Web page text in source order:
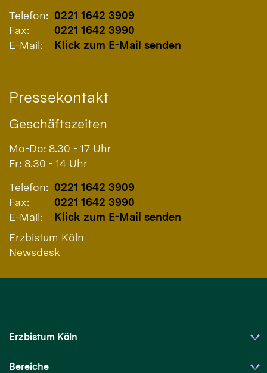
Telefon: 0221 1642 3909
Fax:
0221 1642 3990
E-Mail:
Klick zum E-Mail senden
Pressekontakt
Geschäftszeiten
Mo-Do: 8.30 - 17 Uhr
Fr: 8.30 - 14 Uhr
Telefon: 0221 1642 3909
Fax:
0221 1642 3990
E-Mail:
Klick zum E-Mail senden
Erzbistum Köln
Newsdesk
Erzbistum Köln
Bereiche